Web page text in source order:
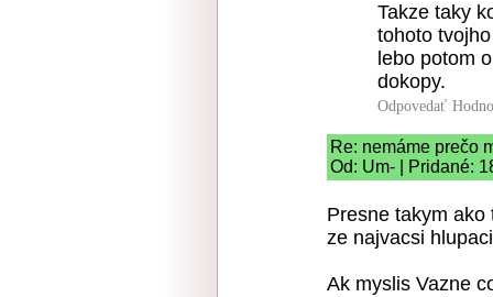
Takze taky
tohoto
lebo potom
dokopy.
Odpovedať
Re: nemáme prečo
Od: Um- | Pridané:
Presne takym
ze najvacsi
Ak myslis Vazne